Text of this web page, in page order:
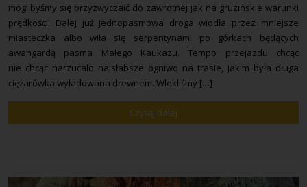
moglibyśmy się przyzwyczaić do zawrotnej jak na gruzińskie warunki
prędkości. Dalej już jednopasmowa droga wiodła przez mniejsze
miasteczka albo wiła się serpentynami po górkach będących
awangardą pasma Małego Kaukazu. Tempo przejazdu chcąc
nie chcąc narzucało najsłabsze ogniwo na trasie, jakim była długa
ciężarówka wyładowana drewnem. Wlekliśmy […]
Czytaj dalej